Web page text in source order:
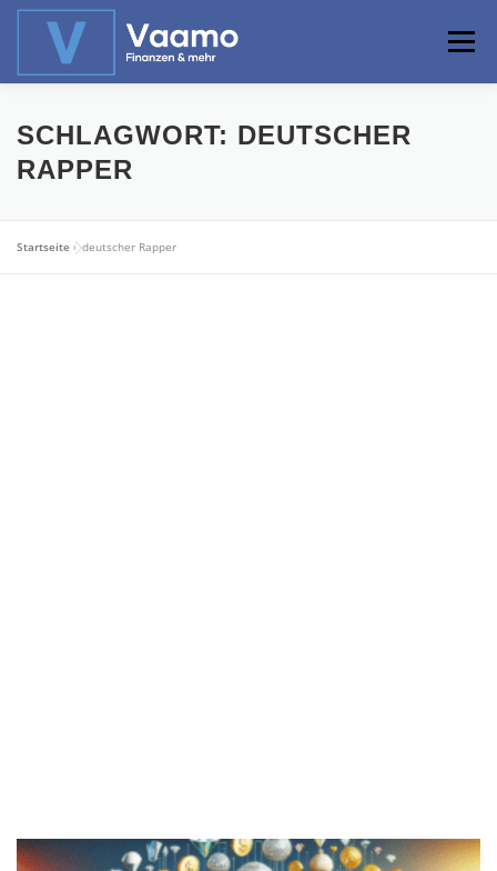
Zum
Menü
ABOUT ONLINE-RECHNER BASISWISSEN
SCHLAGWORT: DEUTSCHER
RAPPER
Startseite »deutscher Rapper